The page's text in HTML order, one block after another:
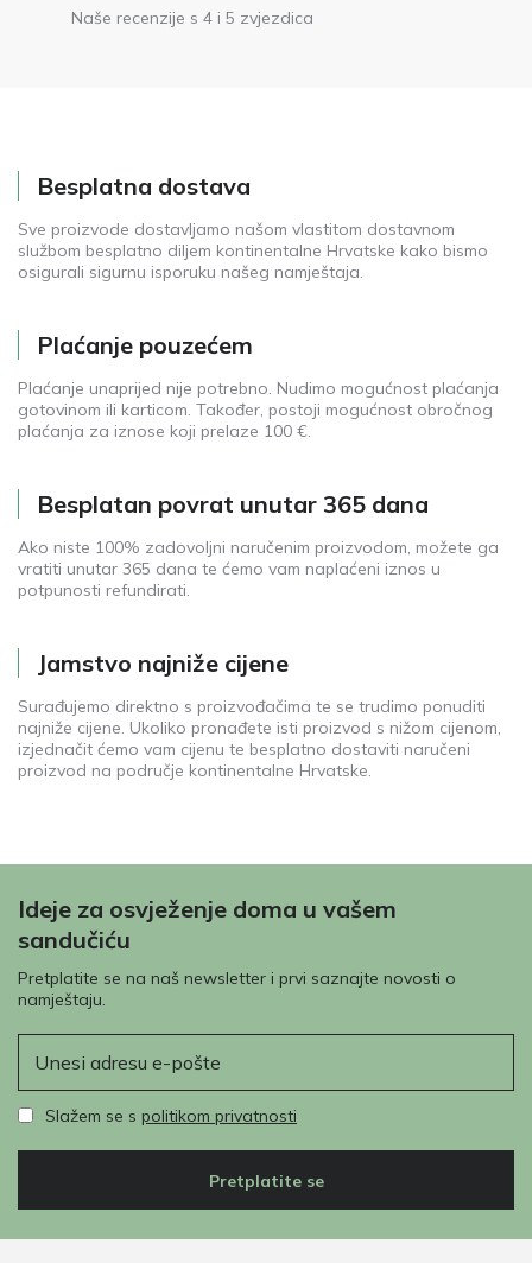
Naše recenzije s 4 i 5 zvjezdica
Besplatna dostava
Sve proizvode dostavljamo našom vlastitom dostavnom
službom besplatno diljem kontinentalne Hrvatske kako bismo
osigurali sigurnu isporuku našeg namještaja.
Plaćanje pouzećem
Plaćanje unaprijed nije potrebno. Nudimo mogućnost plaćanja
gotovinom ili karticom. Također, postoji mogućnost obročnog
plaćanja za iznose koji prelaze 100 €.
Besplatan povrat unutar 365 dana
Ako niste 100% zadovoljni naručenim proizvodom, možete ga
vratiti unutar 365 dana te ćemo vam naplaćeni iznos u
potpunosti refundirati.
Jamstvo najniže cijene
Surađujemo direktno s proizvođačima te se trudimo ponuditi
najniže cijene. Ukoliko pronađete isti proizvod s nižom cijenom,
izjednačit ćemo vam cijenu te besplatno dostaviti naručeni
proizvod na područje kontinentalne Hrvatske.
Ideje za osvježenje doma u vašem
sandučiću
Pretplatite se na naš newsletter i prvi saznajte novosti o
namještaju.
Slažem se s politikom privatnosti
Pretplatite se